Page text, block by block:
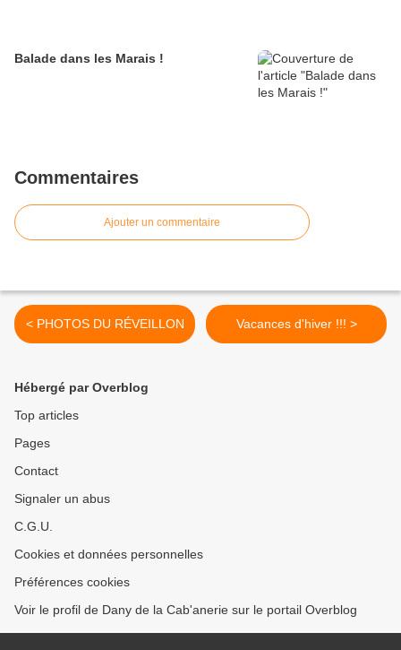
Balade dans les Marais !
Commentaires
Ajouter un commentaire
< PHOTOS DU RÉVEILLON Vacances d'hiver !!! >
Hébergé par Overblog
Top articles
Pages
Contact
Signaler un abus
C.G.U.
Cookies et données personnelles
Préférences cookies
Voir le profil de Dany de la Cab'anerie sur le portail Overblog